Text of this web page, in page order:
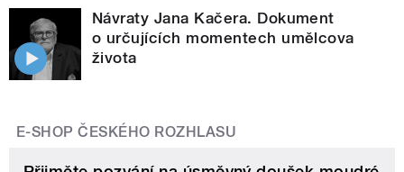
Návraty Jana Kačera. Dokument
o určujících momentech umělcova
života
E-SHOP ČESKÉHO ROZHLASU